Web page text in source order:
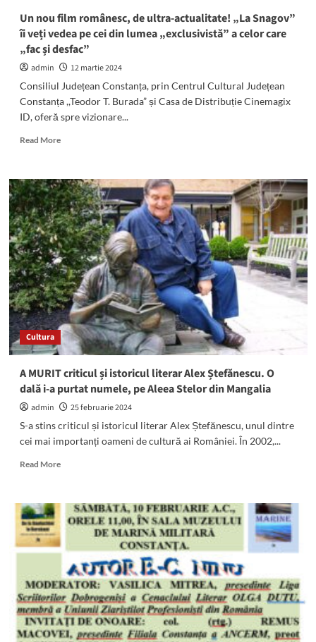
juriului
Festivalului
„Zile
și
de
Literatură”
de
Neptun
Un nou film românesc, de ultra-actualitate! „La Snagov”
îi veți vedea pe cei din lumea „exclusivistă” a celor care
„fac și desfac”
admin
12 martie 2024
Consiliul Județean Constanța, prin Centrul Cultural Județean
Constanța ,,Teodor T. Burada” și Casa de Distribuție Cinemagix
ID, oferă spre vizionare...
Read MoreRead
Un
nou
film
românesc,
de
ultra-
actualitate!
„La
Snagov”
îi
veți
vedea
pe
cei
lumea
„exclusivistă”
a
care
„fac
Cultura
A MURIT criticul și istoricul literar Alex Ștefănescu. O
dală i-a purtat numele, pe Aleea Stelor din Mangalia
admin
25 februarie 2024
S-a stins criticul și istoricul literar Alex Ștefănescu, unul dintre
cei mai importanți oameni de cultură ai României. În 2002,...
Read MoreRead
A
MURIT
criticul
și
istoricul
literar
Alex
Ștefănescu.
O
dală
i-